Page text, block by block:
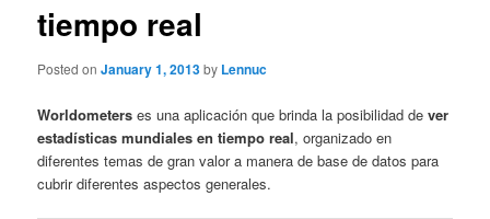
tiempo real
Posted onJanuary 1, 2013by Lennuc
Worldometers es una aplicación que brinda la posibilidad dever
estadísticas mundiales en tiempo real, organizado en
diferentes temas de gran valor a manera de base de datos para
cubrir diferentes aspectos generales.